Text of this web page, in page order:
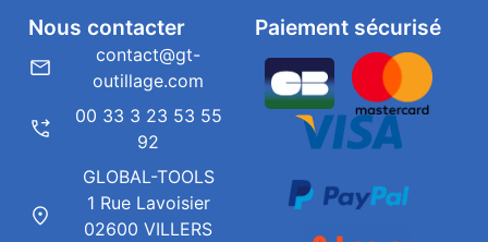
Paiement sécurisé
Nous contacter
contact@gt-
outillage.com
00 33 3 23 53 55
92
GLOBAL-TOOLS
1 Rue Lavoisier
02600 VILLERS